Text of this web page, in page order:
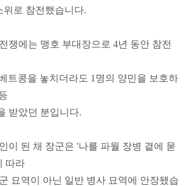
위로 참전했습니다.
쟁에는 맹호 부대장으로 4년 동안 참전
트콩을 놓치더라도 1명의 양민을 보호하
받았던 분입니다.
이 된 채 장군은 '나를 파월 장병 곁에 묻
따라
묘역이 아닌 일반 병사 묘역에 안장됐습